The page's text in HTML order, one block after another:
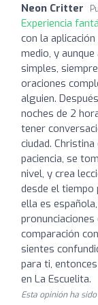
Neon Critter
Experiencia
con la
medio, y
simples,
oraciones
alguien.
noches de 2
tener
ciudad.
paciencia, se
nivel, y crea
desde el tiempo
ella es
pronunciaciones
comparación
sientes
para ti,
en La Escuelita.
Esta opinión ha